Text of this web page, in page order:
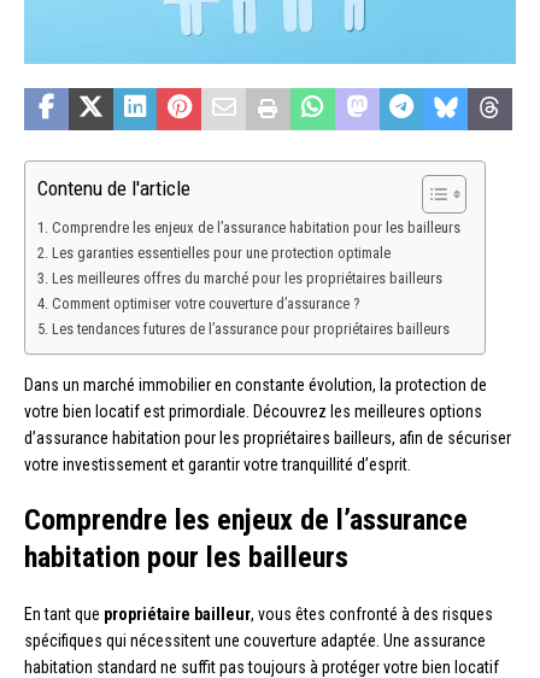
Contenu de l'article
Comprendre les enjeux de l’assurance habitation pour les bailleurs
Les garanties essentielles pour une protection optimale
Les meilleures offres du marché pour les propriétaires bailleurs
Comment optimiser votre couverture d’assurance ?
Les tendances futures de l’assurance pour propriétaires bailleurs
Dans un marché immobilier en constante évolution, la protection de
votre bien locatif est primordiale. Découvrez les meilleures options
d’assurance habitation pour les propriétaires bailleurs, afin de sécuriser
votre investissement et garantir votre tranquillité d’esprit.
Comprendre les enjeux de l’assurance
habitation pour les bailleurs
En tant que propriétaire bailleur, vous êtes confronté à des risques
spécifiques qui nécessitent une couverture adaptée. Une assurance
habitation standard ne suffit pas toujours à protéger votre bien locatif